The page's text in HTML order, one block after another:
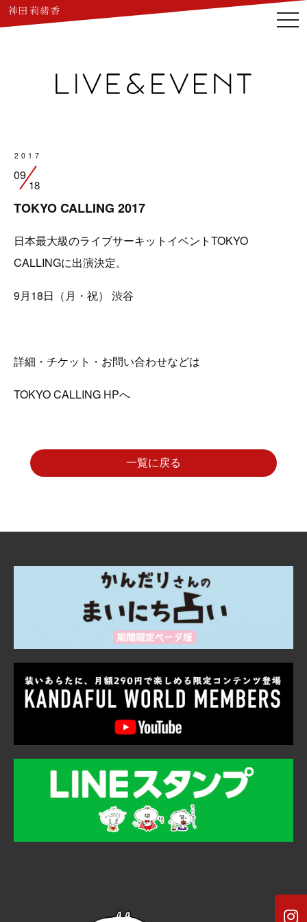
2017
09
18
TOKYO CALLING 2017
日本最大級のライブサーキットイベントTOKYO
CALLINGに出演決定。
9月18日（月・祝） 渋谷
詳細・チケット・お問い合わせなどは
TOKYO CALLING HPへ
一覧に戻る